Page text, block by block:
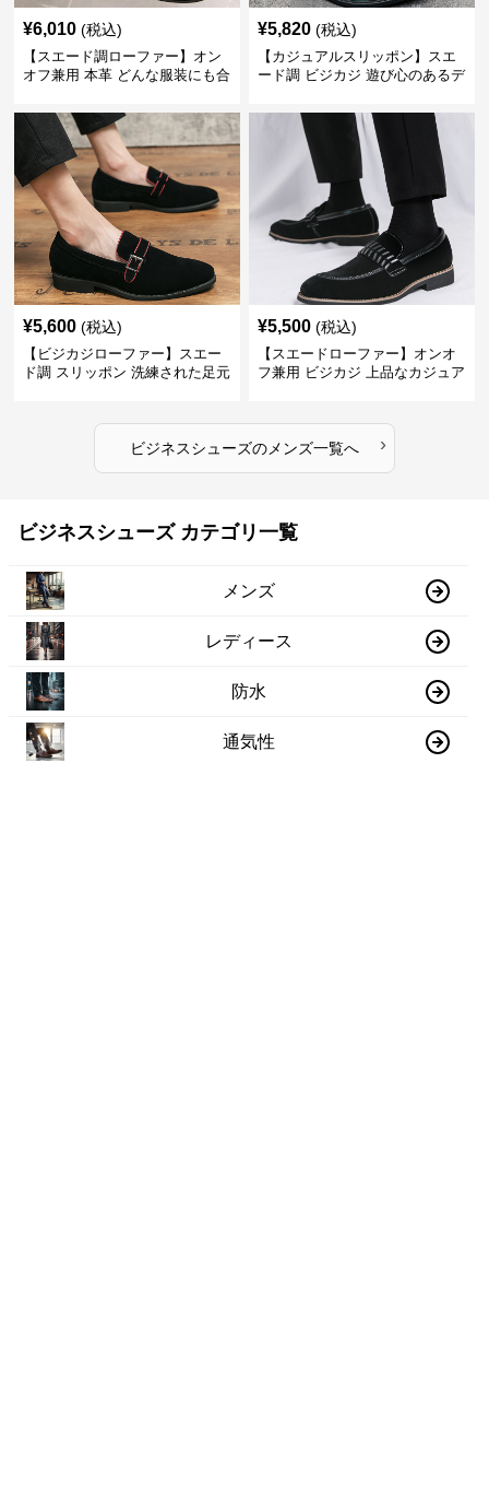
¥6,010 (税込)
【スエード調ローファー】オン
オフ兼用 本革 どんな服装にも合
供
¥5,820 (税込)
【カジュアルスリッポン】スエ
ード調 ビジカジ 遊び心のあるデ
表現
¥5,600 (税込)
【ビジカジローファー】スエー
ド調 スリッポン 洗練された足元
¥5,500 (税込)
【スエードローファー】オンオ
フ兼用 ビジカジ 上品なカジュア
ビジネスシューズのメンズ一覧へ ›
ビジネスシューズ カテゴリ一覧
メンズ
レディース
防水
通気性